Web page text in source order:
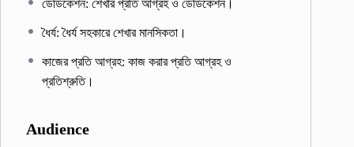
ডেডিকেশন: শেখার প্রতি আগ্রহ ও ডেডিকেশন।
ধৈর্য: ধৈর্য সহকারে শেখার মানসিকতা।
কাজের প্রতি আগ্রহ: কাজ করার প্রতি আগ্রহ ও
প্রতিশ্রুতি।
Audience